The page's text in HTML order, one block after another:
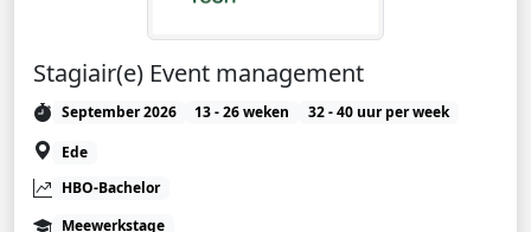
Stagiair(e) Event management
September 2026 13 - 26 weken
32 - 40 uur per week
Ede
HBO-Bachelor
Meewerkstage